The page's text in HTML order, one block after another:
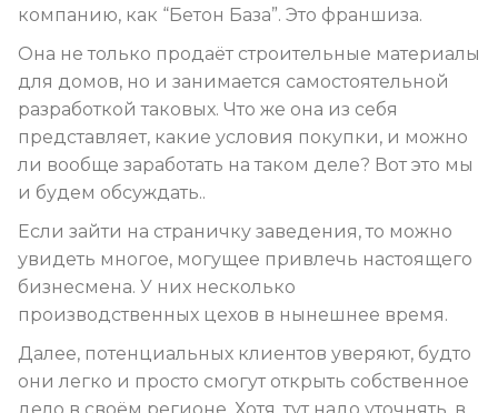
компанию, как “Бетон База”. Это франшиза.
Она не только продаёт строительные материалы
для домов, но и занимается самостоятельной
разработкой таковых. Что же она из себя
представляет, какие условия покупки, и можно
ли вообще заработать на таком деле? Вот это мы
и будем обсуждать..
Если зайти на страничку заведения, то можно
увидеть многое, могущее привлечь настоящего
бизнесмена. У них несколько
производственных цехов в нынешнее время.
Далее, потенциальных клиентов уверяют, будто
они легко и просто смогут открыть собственное